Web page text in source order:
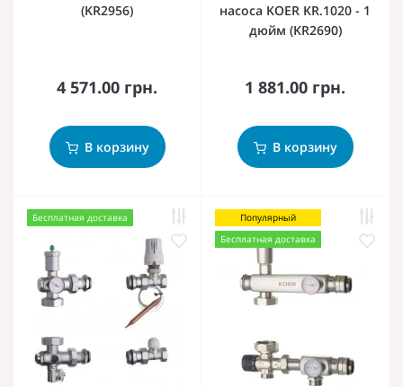
(KR2956)
4 571.00 грн.
В корзину
насоса KOER KR.1020 - 1
дюйм (KR2690)
1 881.00 грн.
В корзину
Бесплатная доставка
Популярный
Бесплатная доставка